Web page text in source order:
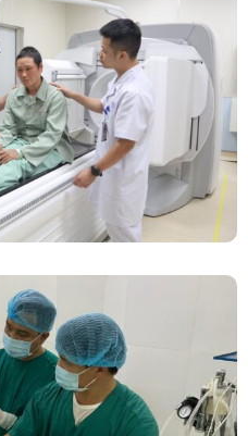
Máy Xạ Hình Thế Hệ
Đoán Và Điều Trị
Đa Khoa Tỉnh Phú Thọ
Siêu Âm, Điều Trị U
Cần Phẫu Thuật